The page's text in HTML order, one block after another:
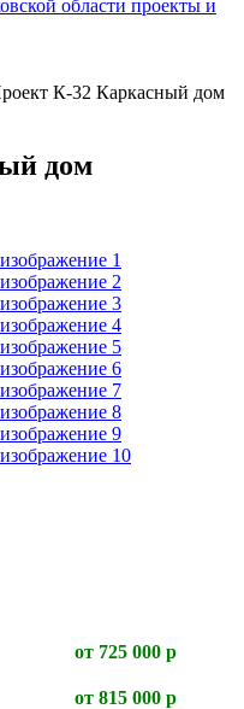
К-32 Каркасный дом
дом
от 725 000 р
от 815 000 р